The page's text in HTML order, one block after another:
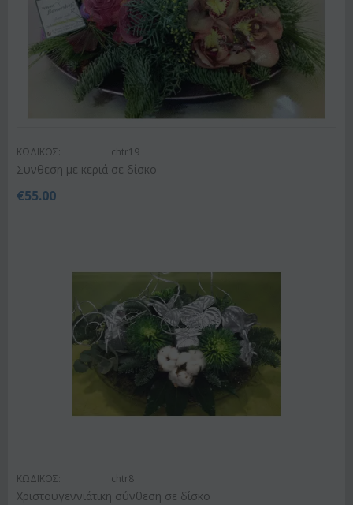
ΚΩΔΙΚΟΣ: chtr19
Συνθεση με κεριά σε δίσκο
€55.00
ΚΩΔΙΚΟΣ: chtr8
Χριστουγεννιάτικη σύνθεση σε δίσκο